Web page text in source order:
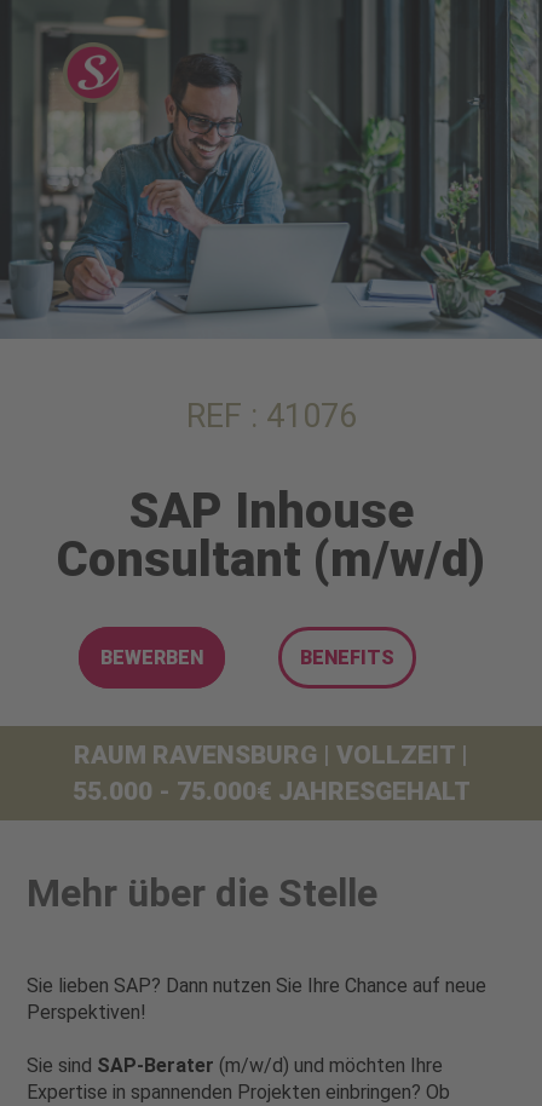
REF : 41076
SAP Inhouse
Consultant (m/w/d)
BEWERBEN BENEFITS
RAUM RAVENSBURG | VOLLZEIT |
55.000 - 75.000€ JAHRESGEHALT
Mehr über die Stelle
Sie lieben SAP? Dann nutzen Sie Ihre Chance auf neue
Perspektiven!
Sie sind SAP-Berater (m/w/d) und möchten Ihre
Expertise in spannenden Projekten einbringen? Ob